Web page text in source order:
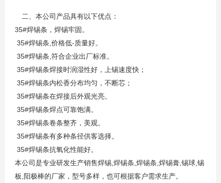
二 、本公司产品具有以下优点 ：
35#焊锡条，焊锡牢固。
35#焊锡条 价格低- 质量好。
35#焊锡条 符合企业出厂标准。
35#焊锡条焊接时润湿性好，上锡速度快；
35#焊锡条内松香分布均匀，不断芯；
35#焊锡条在焊接后外观光亮。
35#焊锡条焊点可靠饱满。
35#焊锡条卷条整齐，美观。
35#焊锡条有多种条径供客选择。
35#焊锡条抗氧化性能好。
本公司 是专业研发生产销售焊锡 焊锡条 焊锡条 焊锡膏 锡球 锡
板 阳极棒的厂家，型号多样，也可根据客户需求生产。